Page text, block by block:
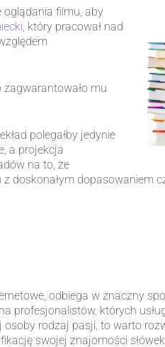
filmu, aby
, który pracował nad
zagwarantowało mu
polegałby jedynie
a projekcja
na to, że
doskonałym dopasowaniem
odbiega w znaczny
profesjonalistów, których
rodzaj pasji, to warto
swojej znajomości